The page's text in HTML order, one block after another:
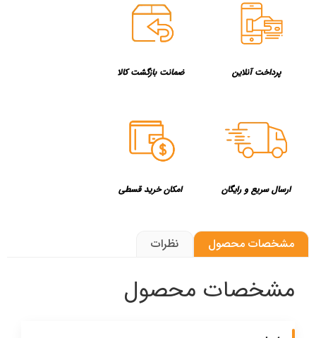
پرداخت آنلاین ضمانت بازگشت کالا
ارسال سریع و رایگان امکان خرید قسطی
مشخصات محصول نظرات
مشخصات محصول